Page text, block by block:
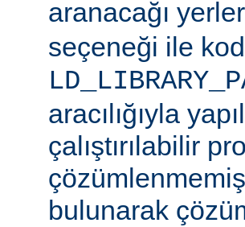
aranacağı
seçeneği ile
aracılığıyla
çalıştırılabilir
bulunarak